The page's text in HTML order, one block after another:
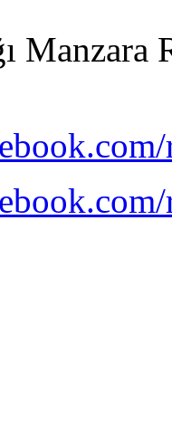
Manzara